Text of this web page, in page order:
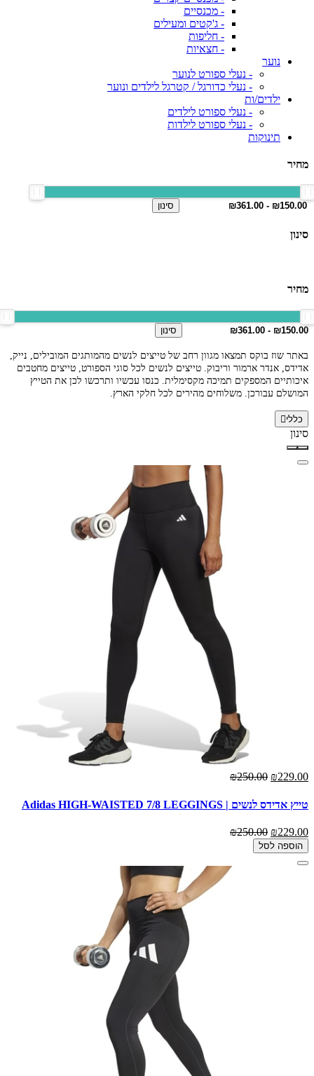
- מכנסיים
- ג'קטים ומעילים
- חליפות
- חצאיות
נוער
- נעלי ספורט לנוער
- נעלי כדורגל / קטרגל לילדים ונוער
ילדים/ות
- נעלי ספורט לילדים
- נעלי ספורט לילדות
תינוקות
מחיר
סינון
סינון
מחיר
סינון
באתר שוז בוקס תמצאו מגוון רחב של טייצים לנשים מהמותגים המובילים, נייק,
אדידס, אנדר ארמור וריבוק. טייצים לנשים לכל סוגי הספורט, טייצים מחטבים
איכותיים המספקים תמיכה מקסימלית. כנסו עכשיו ותרכשו לכן את הטייץ
המושלם עבורכן. משלוחים מהירים לכל חלקי הארץ.
כללי
סינון
₪229.00
₪250.00
טייץ אדידס לנשים | Adidas HIGH-WAISTED 7/8 LEGGINGS
₪229.00
₪250.00
הוספה לסל